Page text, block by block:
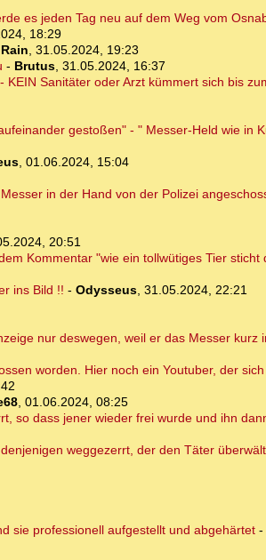
es jeden Tag neu auf dem Weg vom
18:29
Rain, 31.05.2024, 19:23
- Brutus, 31.05.2024, 16:37
Sanitäter oder Arzt kümmert sich bis
gestoßen" - " Messer-Held wie in
, 01.06.2024, 15:04
in der Hand von der Polizei
20:51
Kommentar "wie ein tollwütiges Tier
ins Bild !! - Odysseus, 31.05.2024, 22:21
nur deswegen, weil er das Messer kurz
worden. Hier noch ein Youtuber, der
, 01.06.2024, 08:25
so dass jener wieder frei wurde und ihn
weggezerrt, der den Täter
sie professionell aufgestellt und abgehärtet-